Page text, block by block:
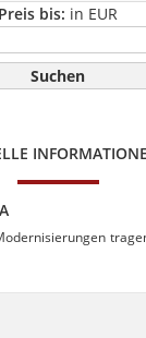
Preis bis: in EUR